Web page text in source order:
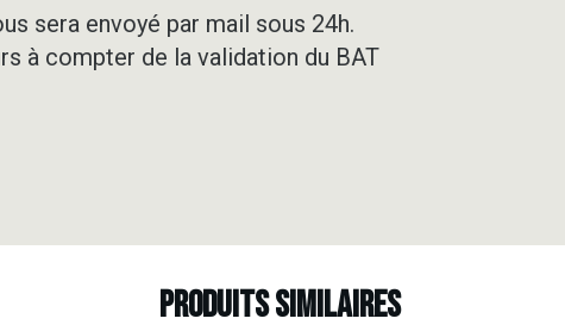
sera envoyé par mail sous 24h.
à compter de la validation du BAT
Produits similaires